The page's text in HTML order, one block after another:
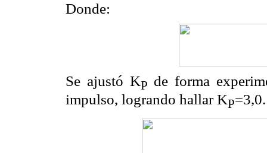
Donde:
Se ajustó KP de forma
impulso, logrando hallar KP=3,0.